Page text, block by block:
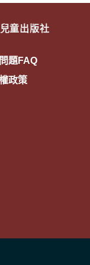
童出版社
題FAQ
政策